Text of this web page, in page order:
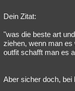
Astronomie
Musik Clash
Übersichten
Dein Zitat:
"was die beste art
ziehen, wenn man
outfit schafft man es
Aber sicher doch, bei